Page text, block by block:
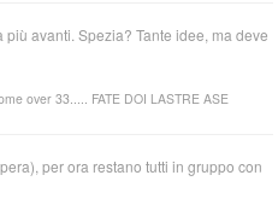
più avanti. Spezia? Tante idee, ma deve
over 33..... FATE DOI LASTRE ASE
per ora restano tutti in gruppo con